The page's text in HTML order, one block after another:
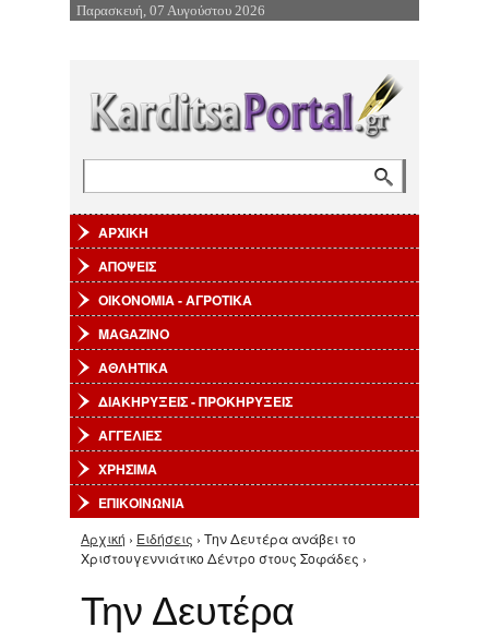
Επιστροφή στην Πλοήγηση
Παρασκευή, 07 Αυγούστου 2026
ΑΡΧΙΚΗ
ΑΠΟΨΕΙΣ
ΟΙΚΟΝΟΜΙΑ - ΑΓΡΟΤΙΚΑ
MAGAZINO
ΑΘΛΗΤΙΚΑ
ΔΙΑΚΗΡΥΞΕΙΣ - ΠΡΟΚΗΡΥΞΕΙΣ
ΑΓΓΕΛΙΕΣ
ΧΡΗΣΙΜΑ
ΕΠΙΚΟΙΝΩΝΙΑ
Είστε εδώ
Αρχική › Ειδήσεις › Την Δευτέρα ανάβει το
Χριστουγεννιάτικο Δέντρο στους Σοφάδες ›
Την Δευτέρα